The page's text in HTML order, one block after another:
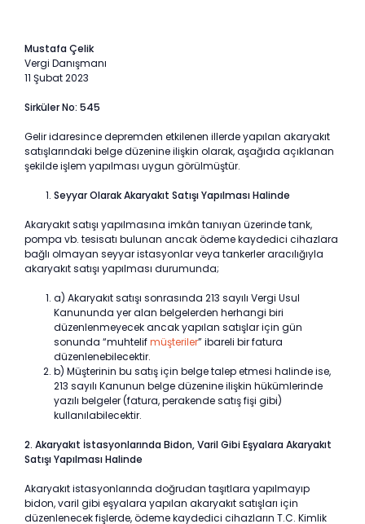
Mustafa Çelik
Vergi Danışmanı
11 Şubat 2023
Sirküler No: 545
Gelir idaresince depremden etkilenen illerde yapılan akaryakıt
satışlarındaki belge düzenine ilişkin olarak, aşağıda açıklanan
şekilde işlem yapılması uygun görülmüştür.
Seyyar Olarak Akaryakıt Satışı Yapılması Halinde
Akaryakıt satışı yapılmasına imkân tanıyan üzerinde tank,
pompa vb. tesisatı bulunan ancak ödeme kaydedici cihazlara
bağlı olmayan seyyar istasyonlar veya tankerler aracılığıyla
akaryakıt satışı yapılması durumunda;
a) Akaryakıt satışı sonrasında 213 sayılı Vergi Usul
Kanununda yer alan belgelerden herhangi biri
düzenlenmeyecek ancak yapılan satışlar için gün
sonunda “muhtelifmüşteriler” ibareli bir fatura
düzenlenebilecektir.
b) Müşterinin bu satış için belge talep etmesi halinde ise,
213 sayılı Kanunun belge düzenine ilişkin hükümlerinde
yazılı belgeler (fatura, perakende satış fişi gibi)
kullanılabilecektir.
2. Akaryakıt İstasyonlarında Bidon, Varil Gibi Eşyalara Akaryakıt
Satışı Yapılması Halinde
Akaryakıt istasyonlarında doğrudan taşıtlara yapılmayıp
bidon, varil gibi eşyalara yapılan akaryakıt satışları için
düzenlenecek fişlerde, ödeme kaydedici cihazların T.C. Kimlik